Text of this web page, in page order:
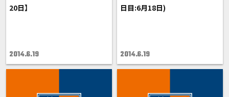
20日】
2014.6.19
日目:6月18日)
2014.6.19